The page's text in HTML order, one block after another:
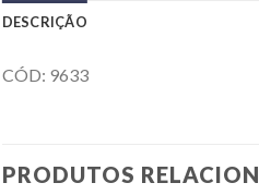
DESCRIÇÃO
CÓD: 9633
PRODUTOS